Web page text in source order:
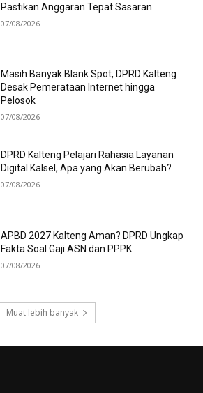
Pastikan Anggaran Tepat Sasaran
07/08/2026
Masih Banyak Blank Spot, DPRD Kalteng
Desak Pemerataan Internet hingga
Pelosok
07/08/2026
DPRD Kalteng Pelajari Rahasia Layanan
Digital Kalsel, Apa yang Akan Berubah?
07/08/2026
APBD 2027 Kalteng Aman? DPRD Ungkap
Fakta Soal Gaji ASN dan PPPK
07/08/2026
Muat lebih banyak